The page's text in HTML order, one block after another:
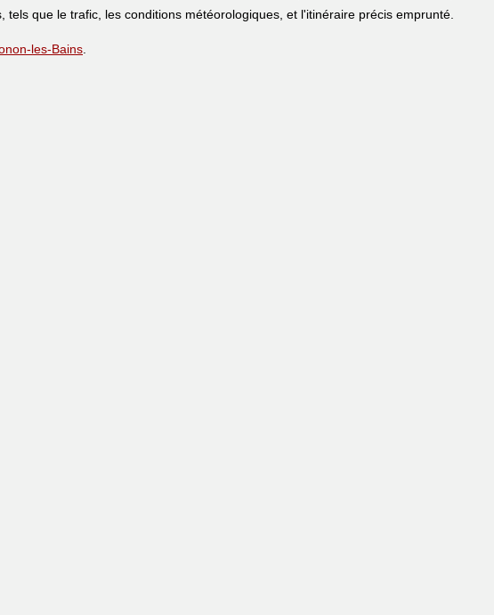
que le trafic, les conditions météorologiques, et l'itinéraire précis emprunté.
les-Bains